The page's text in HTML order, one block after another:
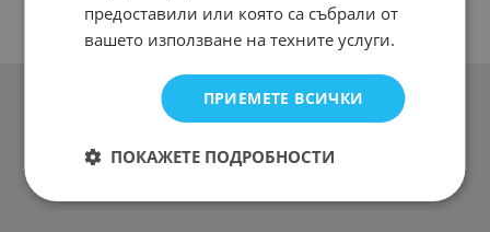
предоставили или която са събрали от
вашето използване на техните услуги.
ПРИЕМЕТЕ ВСИЧКИ
ПОКАЖЕТЕ ПОДРОБНОСТИ